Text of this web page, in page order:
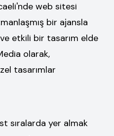
web sitesi
bir ajansla
etkili bir tasarım elde
olarak,
tasarımlar
sıralarda yer almak